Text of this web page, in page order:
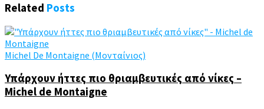
Related Posts
Michel De Montaigne (Μονταίνιος)
Υπάρχουν ήττες πιο θριαμβευτικές από νίκες –
Michel de Montaigne